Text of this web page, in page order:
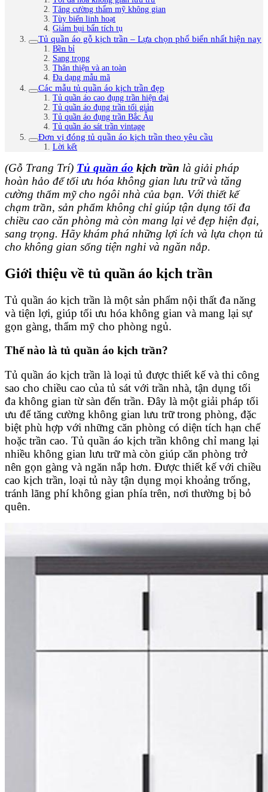
Tăng cường thẩm mỹ không gian
Tùy biến linh hoạt
Giảm bụi bẩn tích tụ
Tủ quần áo gỗ kịch trần – Lựa chọn phổ biến nhất hiện nay
Bền bỉ
Sang trọng
Thân thiện và an toàn
Đa dạng mẫu mã
Các mẫu tủ quần áo kịch trần đẹp
Tủ quần áo cao đụng trần hiện đại
Tủ quần áo đụng trần tối giản
Tủ quần áo đụng trần Bắc Âu
Tủ quần áo sát trần vintage
Đơn vị đóng tủ quần áo kịch trần theo yêu cầu
Lời kết
(Gỗ Trang Trí) Tủ quần áo kịch trần là giải pháp
hoàn hảo để tối ưu hóa không gian lưu trữ và tăng
cường thẩm mỹ cho ngôi nhà của bạn. Với thiết kế
chạm trần, sản phẩm không chỉ giúp tận dụng tối đa
chiều cao căn phòng mà còn mang lại vẻ đẹp hiện đại,
sang trọng. Hãy khám phá những lợi ích và lựa chọn tủ
cho không gian sống tiện nghi và ngăn nắp.
Giới thiệu về tủ quần áo kịch trần
Tủ quần áo kịch trần là một sản phẩm nội thất đa năng
và tiện lợi, giúp tối ưu hóa không gian và mang lại sự
gọn gàng, thẩm mỹ cho phòng ngủ.
Thế nào là tủ quần áo kịch trần?
Tủ quần áo kịch trần là loại tủ được thiết kế và thi công
sao cho chiều cao của tủ sát với trần nhà, tận dụng tối
đa không gian từ sàn đến trần. Đây là một giải pháp tối
ưu để tăng cường không gian lưu trữ trong phòng, đặc
biệt phù hợp với những căn phòng có diện tích hạn chế
hoặc trần cao. Tủ quần áo kịch trần không chỉ mang lại
nhiều không gian lưu trữ mà còn giúp căn phòng trở
nên gọn gàng và ngăn nắp hơn. Được thiết kế với chiều
cao kịch trần, loại tủ này tận dụng mọi khoảng trống,
tránh lãng phí không gian phía trên, nơi thường bị bỏ
quên.